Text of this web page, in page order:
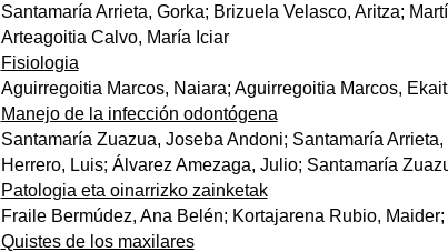
Santamaría Arrieta, Gorka; Brizuela Velasco, Aritza;
Arteagoitia Calvo, María Iciar
Fisiologia
Aguirregoitia Marcos, Naiara; Aguirregoitia Marcos,
Manejo de la infección odontógena
Santamaría Zuazua, Joseba Andoni; Santamaría
Herrero, Luis; Álvarez Amezaga, Julio; Santamaría
Patologia eta oinarrizko zainketak
Fraile Bermúdez, Ana Belén; Kortajarena Rubio,
Quistes de los maxilares